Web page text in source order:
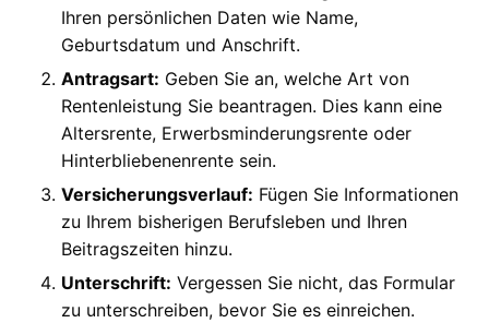
Ihren persönlichen Daten wie Name,
Geburtsdatum und Anschrift.
Antragsart: Geben Sie an, welche Art von
Rentenleistung Sie beantragen. Dies kann eine
Altersrente, Erwerbsminderungsrente oder
Hinterbliebenenrente sein.
Versicherungsverlauf: Fügen Sie Informationen
zu Ihrem bisherigen Berufsleben und Ihren
Beitragszeiten hinzu.
Unterschrift: Vergessen Sie nicht, das Formular
zu unterschreiben, bevor Sie es einreichen.